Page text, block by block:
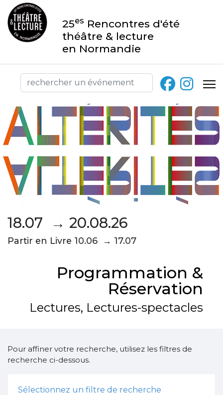
25es Rencontres d'été
théâtre & lecture
en Normandie
18.07 → 20.08.26
Partir en Livre 10.06 → 17.07
Programmation &
Réservation
Lectures, Lectures-spectacles
Pour affiner votre recherche, utilisez les filtres de
recherche ci-dessous.
Sélectionnez un filtre de recherche